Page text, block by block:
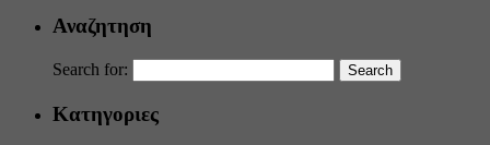
Αναζητηση
Search for:
Κατηγοριες